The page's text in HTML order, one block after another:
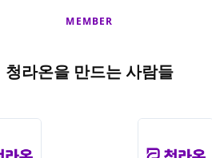
MEMBER
청라온을 만드는 사람들